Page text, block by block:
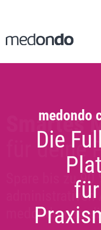
medondo
Die